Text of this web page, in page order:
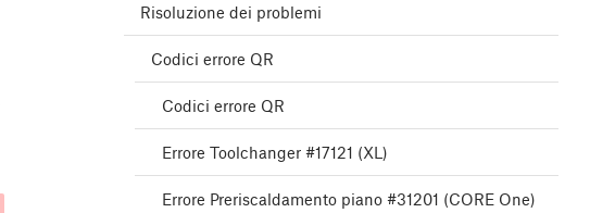
Risoluzione dei problemi
Codici errore QR
Codici errore QR
Errore Toolchanger #17121 (XL)
Errore Preriscaldamento piano #31201 (CORE One)